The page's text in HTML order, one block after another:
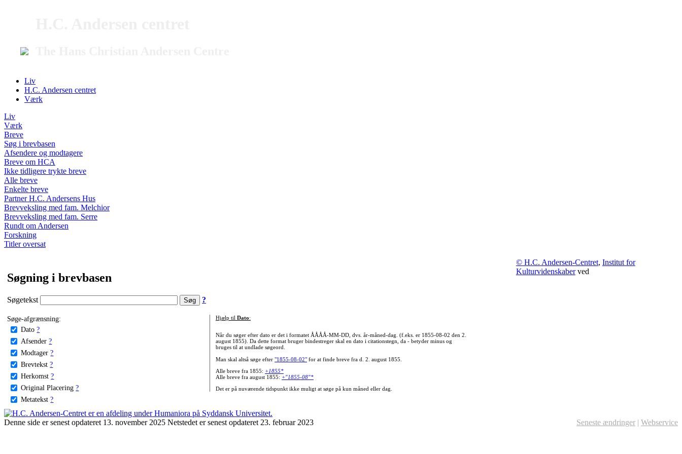
Liv
H.C. Andersen centret
Værk
Liv
Værk
Breve
Søg i brevbasen
Afsendere og modtagere
Breve om HCA
Ikke tidligere trykte breve
Alle breve
Enkelte breve
Partner H.C. Andersens Hus
Brevveksling med fam. Melchior
Brevveksling med fam. Serre
Rundt om Andersen
Forskning
Titler oversat
Søgning i brevbasen
Søgetekst ?
Søge-afgrænsning:
Dato ?
Afsender ?
Modtager ?
Brevtekst ?
Herkomst ?
Original Placering ?
Metatekst ?
Hjælp til Dato:
Når du søger efter dato er det i formatet ÅÅÅÅ-MM-DD, dvs. år-måned-dag. (f.eks. er 1855-08-02 den 2.
august 1855). Da dette format bruger bindestreger skal en dato i citationstegn, da - betyder minus og
bruges til at undlade søgeord.
Man skal altså søge efter "1855-08-02"for at finde breve fra d. 2. august 1855.
Alle breve fra 1855: +1855*
Alle breve fra august 1855: +"1855-08"*
Det er på nuværende tidspunkt ikke muligt at søge på kun måned eller dag.
© H.C. Andersen-Centret, Institut for
Kulturvidenskaberved
Denne side er senest opdateret 13. november 2025 Netstedet er senest opdateret 23. februar 2023 Seneste ændringer | Webservice